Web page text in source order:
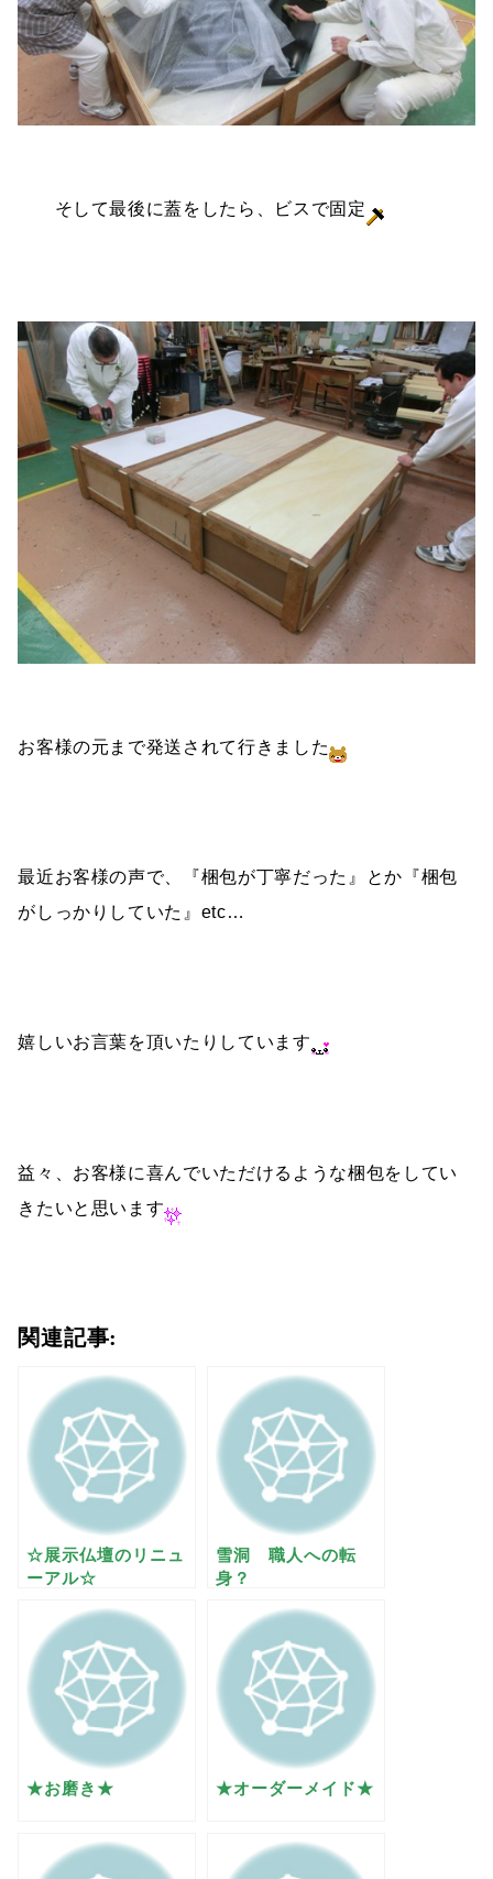
そして最後に蓋をしたら、ビスで固定
お客様の元まで発送されて行きました
最近お客様の声で、『梱包が丁寧だった』とか『梱包
がしっかりしていた』etc…
嬉しいお言葉を頂いたりしています
益々、お客様に喜んでいただけるような梱包をしてい
きたいと思います
関連記事:
☆展示仏壇のリニュ
ーアル☆
雪洞 職人への転
身？
★お磨き★ ★オーダーメイド★